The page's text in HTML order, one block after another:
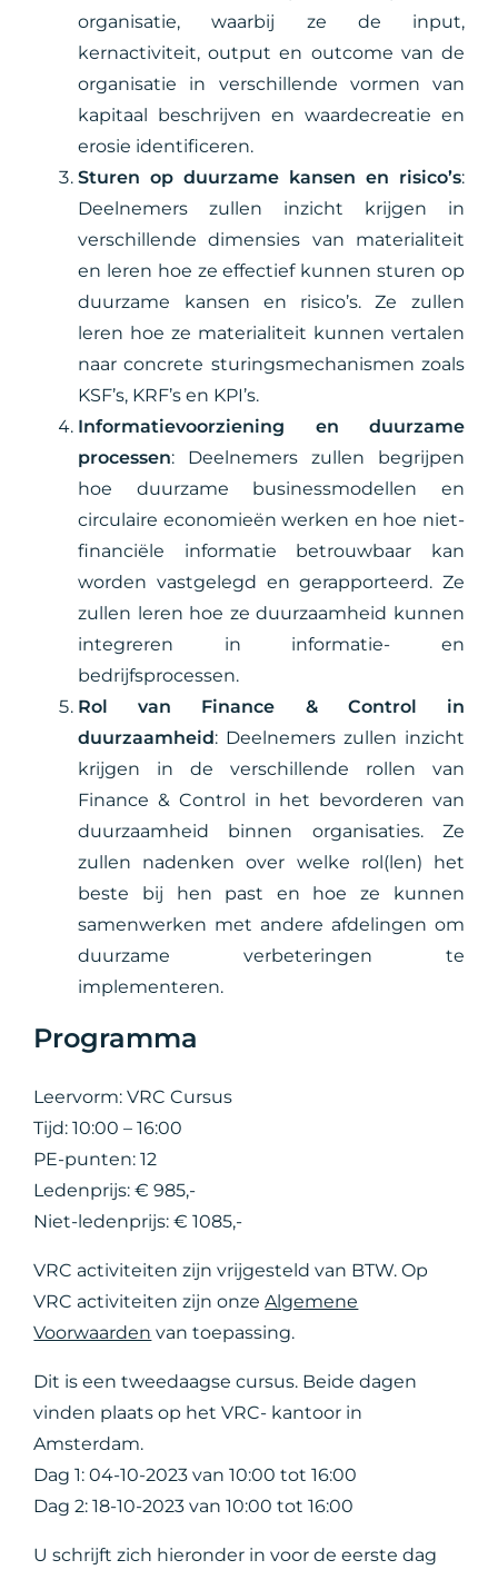
organisatie, waarbij ze de input,
kernactiviteit, output en outcome van de
organisatie in verschillende vormen van
kapitaal beschrijven en waardecreatie en
erosie identificeren.
Sturen op duurzame kansen en risico’s:
Deelnemers zullen inzicht krijgen in
verschillende dimensies van materialiteit
en leren hoe ze effectief kunnen sturen op
duurzame kansen en risico’s. Ze zullen
leren hoe ze materialiteit kunnen vertalen
naar concrete sturingsmechanismen zoals
KSF’s, KRF’s en KPI’s.
Informatievoorziening en duurzame
processen: Deelnemers zullen begrijpen
hoe duurzame businessmodellen en
circulaire economieën werken en hoe niet-
financiële informatie betrouwbaar kan
worden vastgelegd en gerapporteerd. Ze
zullen leren hoe ze duurzaamheid kunnen
integreren in informatie- en
bedrijfsprocessen.
Rol van Finance & Control in
duurzaamheid: Deelnemers zullen inzicht
krijgen in de verschillende rollen van
Finance & Control in het bevorderen van
duurzaamheid binnen organisaties. Ze
zullen nadenken over welke rol(len) het
beste bij hen past en hoe ze kunnen
samenwerken met andere afdelingen om
duurzame verbeteringen te
implementeren.
Programma
Leervorm: VRC Cursus
Tijd: 10:00 – 16:00
PE-punten: 12
Ledenprijs: € 985,-
Niet-ledenprijs: € 1085,-
VRC activiteiten zijn vrijgesteld van BTW. Op
VRC activiteiten zijn onzeAlgemene
Voorwaarden van toepassing.
Dit is een tweedaagse cursus. Beide dagen
vinden plaats op het VRC- kantoor in
Amsterdam.
Dag 1: 04-10-2023 van 10:00 tot 16:00
Dag 2: 18-10-2023 van 10:00 tot 16:00
U schrijft zich hieronder in voor de eerste dag